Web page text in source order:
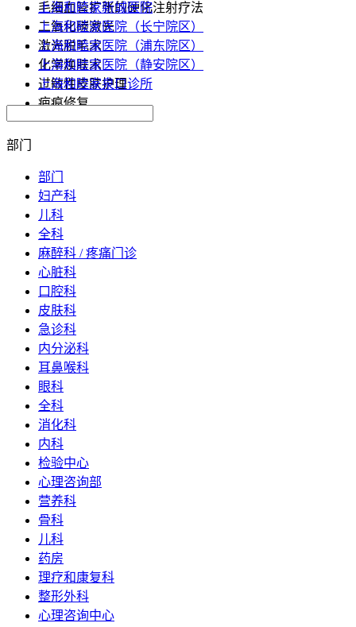
毛细血管扩张的硬化注射疗法
二氧化碳激光
激光脱毛术
化学焕肤术
过敏性皮肤护理
疤痕修复
上海和睦家新城医院
上海和睦家医院（长宁院区）
上海和睦家医院（浦东院区）
上海和睦家医院（静安院区）
上海和睦家泉口诊所
部门
部门
妇产科
儿科
全科
麻醉科 / 疼痛门诊
心脏科
口腔科
皮肤科
急诊科
内分泌科
耳鼻喉科
眼科
全科
消化科
内科
检验中心
心理咨询部
营养科
骨科
儿科
药房
理疗和康复科
整形外科
心理咨询中心